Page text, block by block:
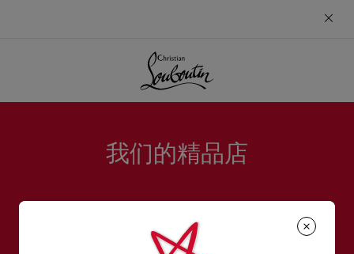
我们的精品店